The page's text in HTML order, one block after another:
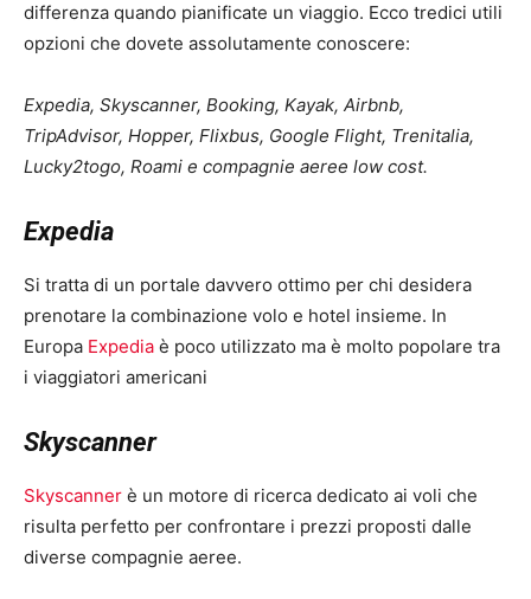
differenza quando pianificate un viaggio. Ecco tredici utili
opzioni che dovete assolutamente conoscere:
Expedia, Skyscanner, Booking, Kayak, Airbnb,
TripAdvisor, Hopper, Flixbus, Google Flight, Trenitalia,
Lucky2togo, Roami e compagnie aeree low cost.
Expedia
Si tratta di un portale davvero ottimo per chi desidera
prenotare la combinazione volo e hotel insieme. In
Europa Expedia è poco utilizzato ma è molto popolare tra
i viaggiatori americani
Skyscanner
Skyscanner è un motore di ricerca dedicato ai voli che
risulta perfetto per confrontare i prezzi proposti dalle
diverse compagnie aeree.